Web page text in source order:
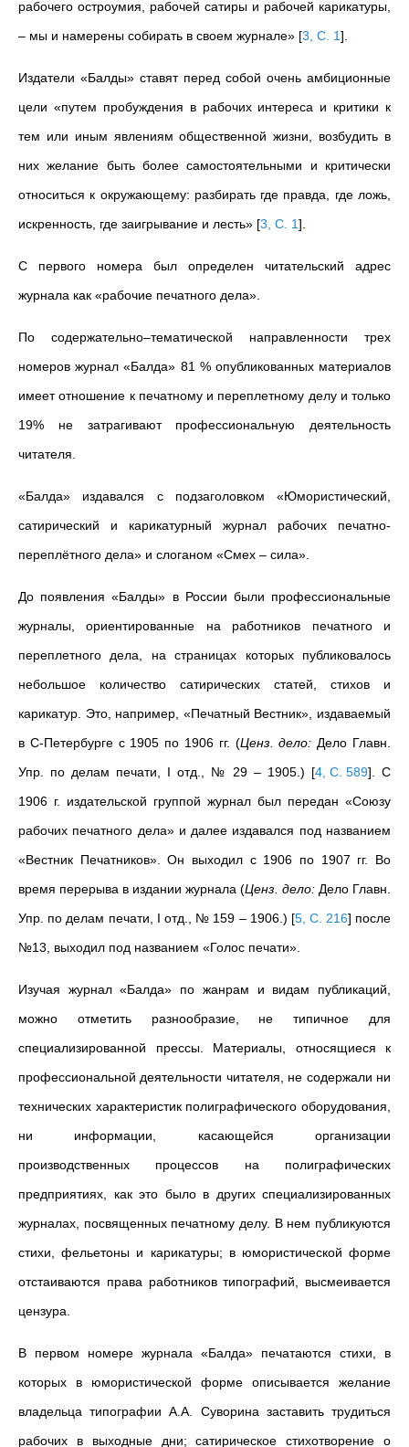
рабочего остроумия, рабочей сатиры и рабочей карикатуры,
– мы и намерены собирать в своем журнале» [3, С. 1]
Издатели «Балды» ставят перед собой очень амбиционные
цели «путем пробуждения в рабочих интереса и критики к
тем или иным явлениям общественной жизни, возбудить в
них желание быть более самостоятельными и критически
относиться к окружающему: разбирать где правда, где ложь,
искренность, где заигрывание и лесть» [3, С. 1]
С первого номера был определен читательский адрес
журнала как «рабочие печатного дела».
По содержательно–тематической направленности трех
номеров журнал «Балда» 81 % опубликованных материалов
имеет отношение к печатному и переплетному делу и только
19% не затрагивают профессиональную деятельность
читателя.
«Балда» издавался с подзаголовком «Юмористический,
сатирический и карикатурный журнал рабочих печатно-
переплётного дела» и слоганом «Смех – сила».
До появления «Балды» в России были профессиональные
журналы, ориентированные на работников печатного и
переплетного дела, на страницах которых публиковалось
небольшое количество сатирических статей, стихов и
карикатур. Это, например, «Печатный Вестник», издаваемый
в С-Петербурге с 1905 по 1906 гг. (Ценз. дело: Дело Главн.
Упр. по делам печати, I отд., № 29 – 1905.) [4, С. 589] . С
1906 г. издательской группой журнал был передан «Союзу
рабочих печатного дела» и далее издавался под названием
«Вестник Печатников». Он выходил с 1906 по 1907 гг. Во
время перерыва в издании журнала (Ценз. дело: Дело Главн.
Упр. по делам печати, I отд., № 159 – 1906.) [5, С. 216] после
№13, выходил под названием «Голос печати».
Изучая журнал «Балда» по жанрам и видам публикаций,
можно отметить разнообразие, не типичное для
специализированной прессы. Материалы, относящиеся к
профессиональной деятельности читателя, не содержали ни
технических характеристик полиграфического оборудования,
ни информации, касающейся организации
производственных процессов на полиграфических
предприятиях, как это было в других специализированных
журналах, посвященных печатному делу. В нем публикуются
стихи, фельетоны и карикатуры; в юмористической форме
отстаиваются права работников типографий, высмеивается
цензура.
В первом номере журнала «Балда» печатаются стихи, в
которых в юмористической форме описывается желание
владельца типографии А.А. Суворина заставить трудиться
рабочих в выходные дни; сатирическое стихотворение о